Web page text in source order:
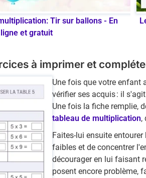
Tir sur ballons - En
ligne et gratuit
à imprimer et
Une fois que votre enfant
vérifier ses acquis : il
Une fois la fiche remplie,
tableau de multiplication,
Faites-lui ensuite
faibles et de concentrer
décourager en lui faisant
posent encore problème,